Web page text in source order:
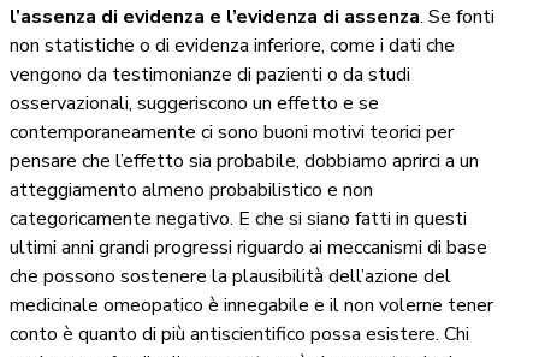
l’assenza di evidenza e l’evidenza di assenza. Se fonti
non statistiche o di evidenza inferiore, come i dati che
vengono da testimonianze di pazienti o da studi
osservazionali, suggeriscono un effetto e se
contemporaneamente ci sono buoni motivi teorici per
pensare che l’effetto sia probabile, dobbiamo aprirci a un
atteggiamento almeno probabilistico e non
categoricamente negativo. E che si siano fatti in questi
ultimi anni grandi progressi riguardo ai meccanismi di base
che possono sostenere la plausibilità dell’azione del
medicinale omeopatico è innegabile e il non volerne tener
conto è quanto di più antiscientifico possa esistere. Chi